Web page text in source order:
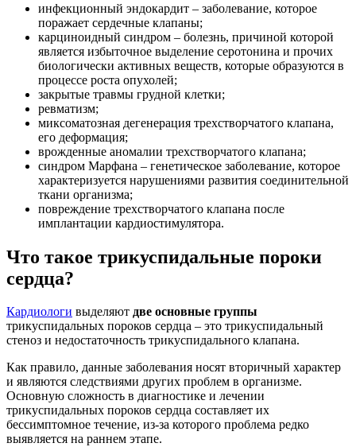
инфекционный эндокардит – заболевание, которое
поражает сердечные клапаны;
карциноидный синдром – болезнь, причиной которой
является избыточное выделение серотонина и прочих
биологически активных веществ, которые образуются в
процессе роста опухолей;
закрытые травмы грудной клетки;
ревматизм;
миксоматозная дегенерация трехстворчатого клапана,
его деформация;
врожденные аномалии трехстворчатого клапана;
синдром Марфана – генетическое заболевание, которое
характеризуется нарушениями развития соединительной
ткани организма;
повреждение трехстворчатого клапана после
имплантации кардиостимулятора.
Что такое трикуспидальные пороки
сердца?
Кардиологи выделяют две основные группы
трикуспидальных пороков сердца – это трикуспидальный
стеноз и недостаточность трикуспидального клапана.
Как правило, данные заболевания носят вторичный характер
и являются следствиями других проблем в организме.
Основную сложность в диагностике и лечении
трикуспидальных пороков сердца составляет их
бессимптомное течение, из-за которого проблема редко
выявляется на раннем этапе.